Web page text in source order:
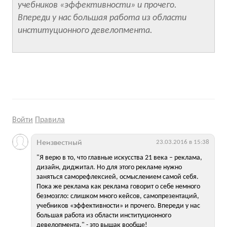
учебников «эффективности» и прочего.
Впереди у нас большая работа из области
институционного девелопмента.
Войти Правила
"Я верю в то, что главные искусства 21 века – реклама,
дизайн, диджитал. Но для этого рекламе нужно
заняться саморефлексией, осмыслением самой себя.
Пока же реклама как реклама говорит о себе немного
безмозгло: слишком много кейсов, самопрезентаций,
учебников «эффективности» и прочего. Впереди у нас
большая работа из области институционного
девелопмента." - это вышак вообще!
Неизвестный 23.03.2016 в 15:38